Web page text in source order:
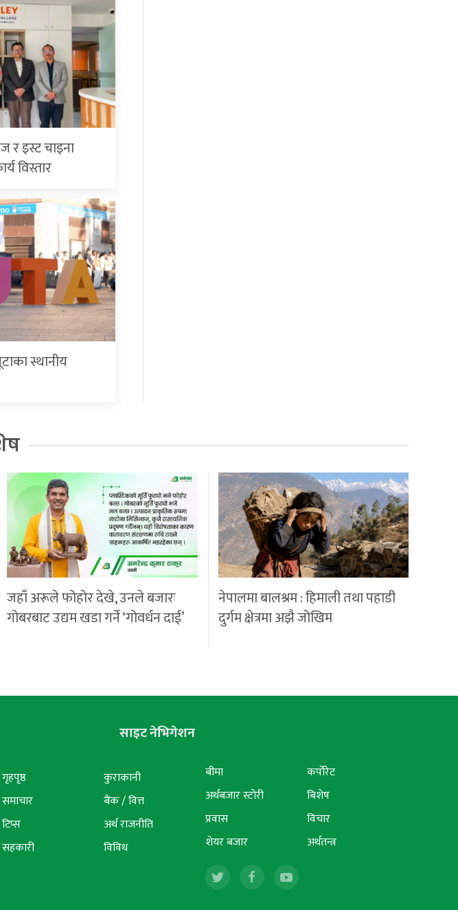
र इस्ट चाइना
विस्तार
स्थानीय
जहाँ अरूले फोहोर देखे, उनले बजारः
गोबरबाट उद्यम खडा गर्ने ‘गोवर्धन दाई’
नेपालमा बालश्रम : हिमाली तथा पहाडी
दुर्गम क्षेत्रमा अझै जोखिम
साइट नेभिगेशन
गृहपृष्ठ
समाचार
टिप्स
सहकारी
कुराकानी
बैंक / वित्त
अर्थ राजनीति
विविध
बीमा
अर्थबजार स्टोरी
प्रवास
शेयर बजार
कर्पोरेट
बिशेष
विचार
अर्थतन्त्र